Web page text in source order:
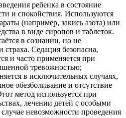
ребенка в состояние
и спокойствия. Используются
(например, закись азота) или
в виде сиропов и таблеток.
в сознании, но не
страха. Седация безопасна,
и часто применяется при
тревожностью;
в исключительных случаях,
обезболивание и отсутствие
метод используется при
лечении детей с особыми
невозможности проведения